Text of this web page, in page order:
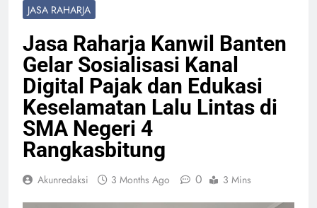
JASA RAHARJA
Jasa Raharja Kanwil Banten
Gelar Sosialisasi Kanal
Digital Pajak dan Edukasi
Keselamatan Lalu Lintas di
SMA Negeri 4
Rangkasbitung
Akunredaksi 3 Months Ago 0 3 Mins